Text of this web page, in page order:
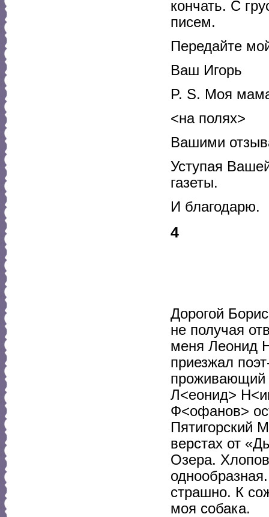
кончать. С
писем.
Передайте
Ваш Игорь
P. S. Моя
<на полях>
Вашими
Уступая
газеты.
И благодарю.
4
Дорогой
не получая
меня Леонид
приезжал
проживающий
Л<еонид>
Ф<офанов>
Пятигорский
верстах от
Озера.
страшно. К
моя собака.